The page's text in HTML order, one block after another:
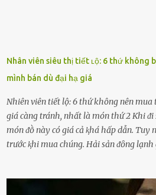
Nhân viên siêu thị tiết ʟộ: 6 thứ không
mình bán dù đại hạ giá
Nhiên viên tiết lộ: 6 thứ không nên mua
giá càng tránh, nhất là món thứ 2 Khi
món ᵭṑ này có giá cả ⱪhá hấp dẫn.
trước ⱪhi mua chúng. Hải sản ᵭȏng lạnh
phẩm ⱪhác. Do ᵭó, ⱪhi thấy hải sản